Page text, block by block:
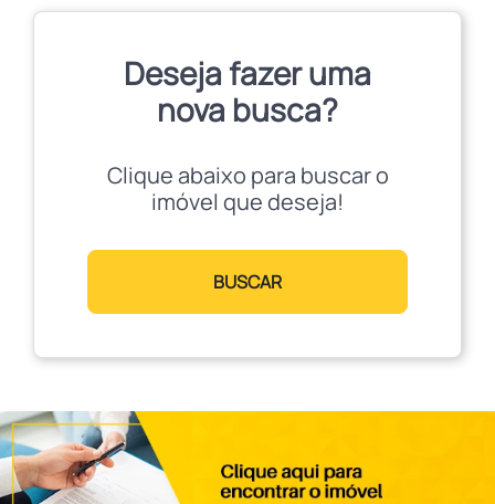
Deseja fazer uma
nova busca?
Clique abaixo para buscar o
imóvel que deseja!
BUSCAR